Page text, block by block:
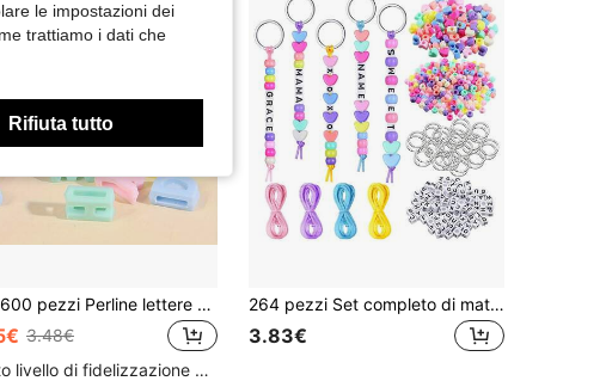
200-600 pezzi Perline lettere grandi miste - Lettere in plastica assortite A-Z per la creazione di gioielli, braccialetti, collane, portachiavi, lacci per scarpe e artigianato - Decorazioni per feste vivaci, perline artigianali, accessori per portachiavi, design originali, forniture per la creazione di gioielli
3.48€
Alto livello di fidelizzazione dei clienti
264 pezzi Set completo di materiali per portachiavi fai-da-te con perline, perline a lettera, perline a forma di cuore, corda colorata, combinazione di anelli per portachiavi, kit di artigianato educativo / 497 pezzi Confezione di materiali per portachiavi fai-da-te con perline, set di perline acriliche colorate con perline a lettera, accessori a forma di cuore, stella, fiore, ciondolo per borsa fatto a mano, materiali per cordino per telefono, regalo di artigianato per compleanno
3.83€
le impostazioni dei
trattiamo i dati che
Rifiuta tutto